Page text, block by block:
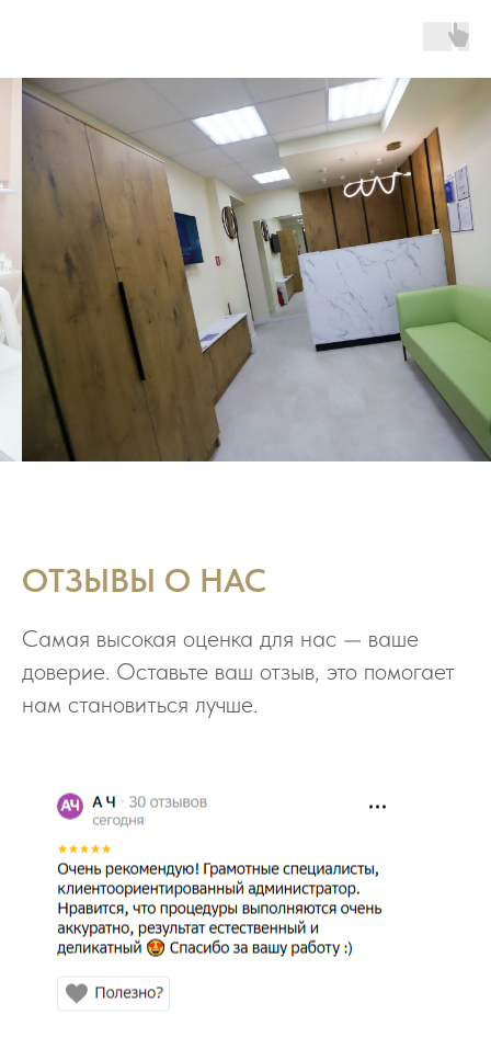
ОТЗЫВЫ О НАС
Самая высокая оценка для нас — ваше
доверие. Оставьте ваш отзыв, это помогает
нам становиться лучше.